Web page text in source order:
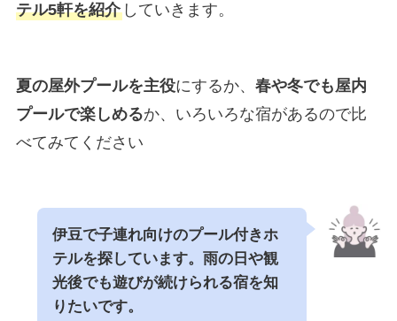
テル5軒を紹介していきます。
夏の屋外プールを主役にするか、 春や冬でも屋内
プールで楽しめるか、いろいろな宿があるので比
べてみてください
伊豆で子連れ向けのプール付きホ
テルを探しています。雨の日や観
光後でも遊びが続けられる宿を知
りたいです。